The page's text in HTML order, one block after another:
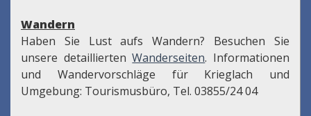
Wandern
Haben Sie Lust aufs Wandern? Besuchen Sie
unsere detailliertenWanderseiten. Informationen
und Wandervorschläge für Krieglach und
Umgebung: Tourismusbüro, Tel. 03855/24 04